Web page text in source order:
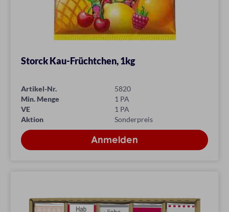
Storck Kau-Früchtchen, 1kg
Artikel-Nr.
5820
Min. Menge
1 PA
VE
1 PA
Aktion
Sonderpreis